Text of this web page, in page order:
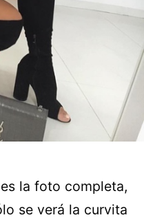
la foto completa,
se verá la curvita